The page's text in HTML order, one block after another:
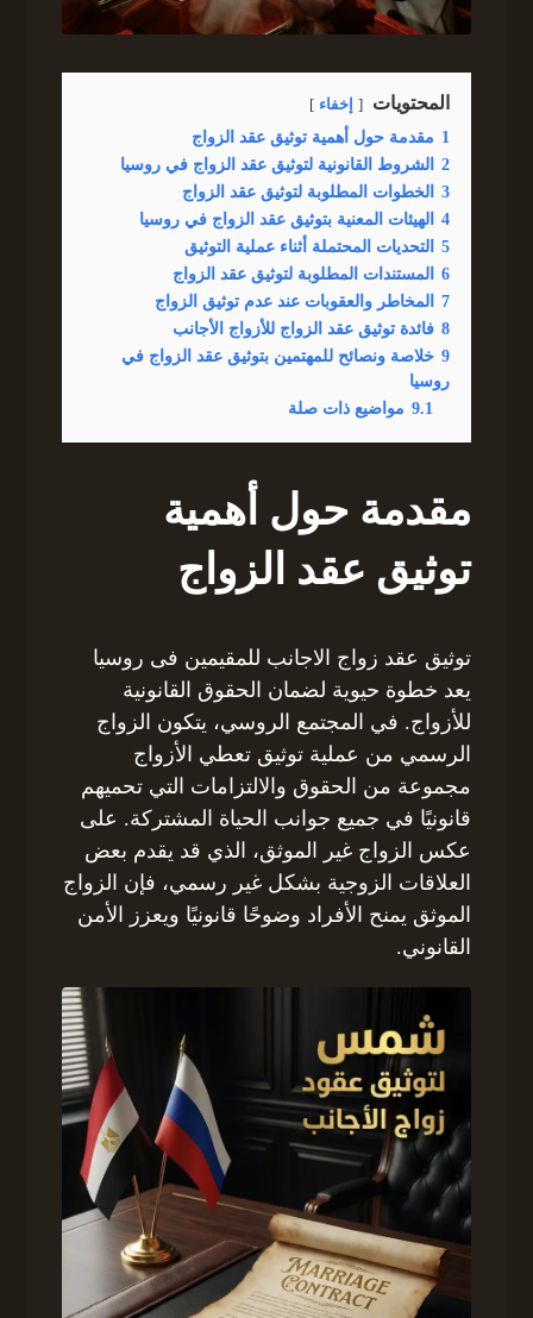
المحتويات إخفاء
1 مقدمة حول أهمية توثيق عقد الزواج
2
الشروط القانونية لتوثيق عقد الزواج في روسيا
3
الخطوات المطلوبة لتوثيق عقد الزواج
4
الهيئات المعنية بتوثيق عقد الزواج في روسيا
5
التحديات المحتملة أثناء عملية التوثيق
6
المستندات المطلوبة لتوثيق عقد الزواج
7
المخاطر والعقوبات عند عدم توثيق الزواج
8 فائدة توثيق عقد الزواج للأزواج الأجانب
9 خلاصة ونصائح للمهتمين بتوثيق عقد الزواج في
روسيا
9.1 مواضيع ذات صلة
مقدمة حول أهمية
توثيق عقد الزواج
توثيق عقد زواج الاجانب للمقيمين فى روسيا
يعد خطوة حيوية لضمان الحقوق القانونية
للأزواج. في المجتمع الروسي، يتكون الزواج
الرسمي من عملية توثيق تعطي الأزواج
مجموعة من الحقوق والالتزامات التي تحميهم
قانونيًا في جميع جوانب الحياة المشتركة. على
عكس الزواج غير الموثق، الذي قد يقدم بعض
العلاقات الزوجية بشكل غير رسمي، فإن الزواج
الموثق يمنح الأفراد وضوحًا قانونيًا ويعزز الأمن
القانوني.